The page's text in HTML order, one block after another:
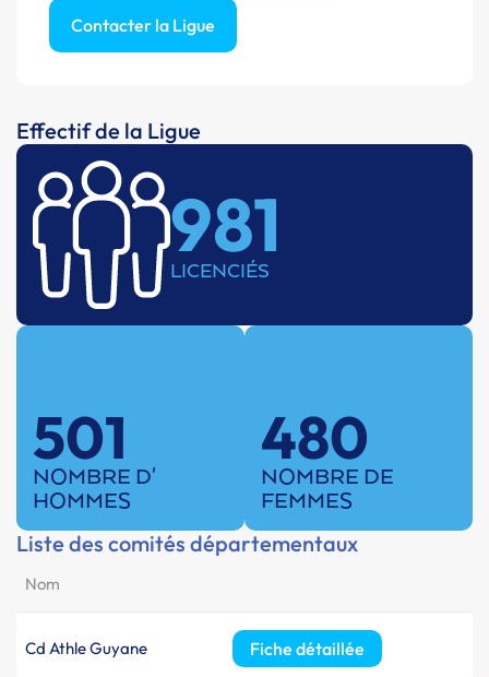
Contacter la Ligue
Effectif de la Ligue
981
LICENCIÉS
501
NOMBRE D'
HOMMES
480
NOMBRE DE
FEMMES
Liste des comités départementaux
Nom
Cd Athle Guyane Fiche détaillée